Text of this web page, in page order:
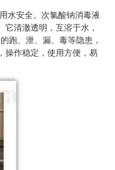
水安全。次氯酸钠消毒液
清澈透明，互溶于水，
跑、泄、漏、毒等隐患，
操作稳定，使用方便，易